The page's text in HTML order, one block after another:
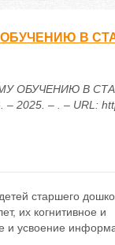
В
ОБУЧЕНИЮ В
2025. – . – URL:
старшего
их когнитивное и
и усвоение